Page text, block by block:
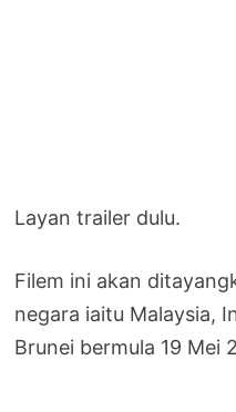
Layan trailer dulu.
Filem ini akan
negara iaitu Malaysia,
Brunei bermula 19 Mei